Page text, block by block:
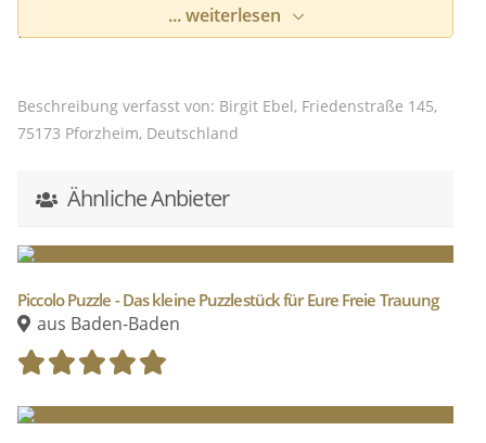
und Vorstellungen im Vordergrund, damit dieser Tag
für Sie ein ganz besonderer Tag wird. Ihre Geschichte
Zeremonie mit Ihrer Lieblingsmusik und Ihrem
individuellen Eheversprechen. Gerne können auch
Trauung bietet die Möglichkeit, in einem ganz
begleite Sie mit Erfahrung, Kompetenz, Herz und viel
etwas verbinden und der Ihre ganz eigene
Geschichte ausdrückt.
... weiterlesen
Beschreibung verfasst von: Birgit Ebel, Friedenstraße 145,
75173 Pforzheim, Deutschland
Ähnliche Anbieter
Piccolo Puzzle - Das kleine Puzzlestück für Eure Freie Trauung
aus Baden-Baden